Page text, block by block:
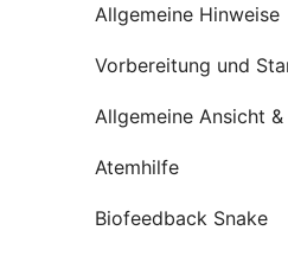
Allgemeine Hinweise
Vorbereitung und
Allgemeine Ansicht
Atemhilfe
Biofeedback Snake